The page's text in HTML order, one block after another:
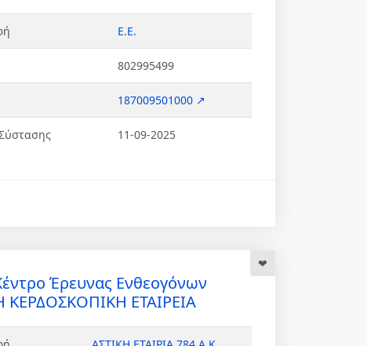
Ε.Ε.
802995499
187009501000 ↗
11-09-2025
Έρευνας Ενθεογόνων
ΕΤΑΙΡΕΙΑ